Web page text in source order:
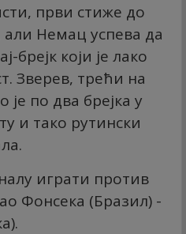
први стиже до
али Немац успева да
брејк који је лако
Зверев, трећи на
по два брејка у
и тако рутински
играти против
Фонсека (Бразил) -